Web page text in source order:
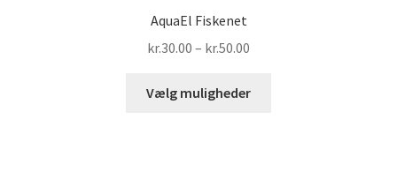
AquaEl Fiskenet
kr.30.00 – kr.50.00
til
Vælg muligheder